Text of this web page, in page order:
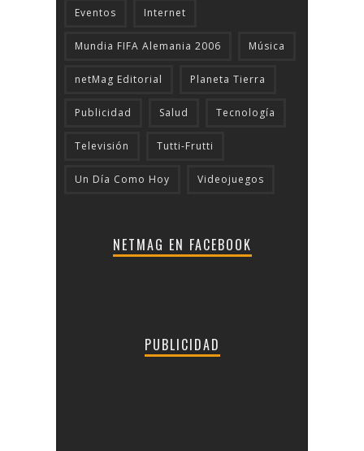
Eventos Internet
Mundia FIFA Alemania 2006 Música
netMag Editorial Planeta Tierra
Publicidad Salud Tecnologí­a
Televisión Tutti-Frutti
Un Día Como Hoy Videojuegos
NETMAG EN FACEBOOK
PUBLICIDAD